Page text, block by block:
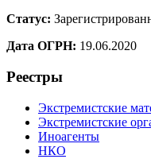
Статус:
Дата ОГРН: 19.06.2020
Реестры
Экстремистские
Экстремистские
Иноагенты
НКО